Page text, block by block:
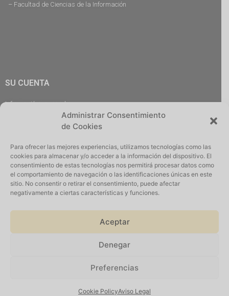
Administrar Consentimiento
de Cookies
Para ofrecer las mejores experiencias, utilizamos tecnologías como las
cookies para almacenar y/o acceder a la información del dispositivo. El
consentimiento de estas tecnologías nos permitirá procesar datos como
el comportamiento de navegación o las identificaciones únicas en este
sitio. No consentir o retirar el consentimiento, puede afectar
negativamente a ciertas características y funciones.
Aceptar
Denegar
Preferencias
Cookie PolicyAviso Legal
– Facultad de Ciencias de la Información
SU CUENTA
Información personal
Cerrar Sesión
Iniciar Sesión
Suscribirse
©2026 Todos los derechos reservados. Desarrollados por